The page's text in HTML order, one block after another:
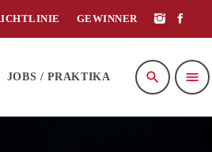
GEWINNER
JOBS / PRAKTIKA search menu